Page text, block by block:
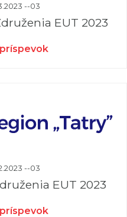
--03
EUT 2023
--03
EUT 2023